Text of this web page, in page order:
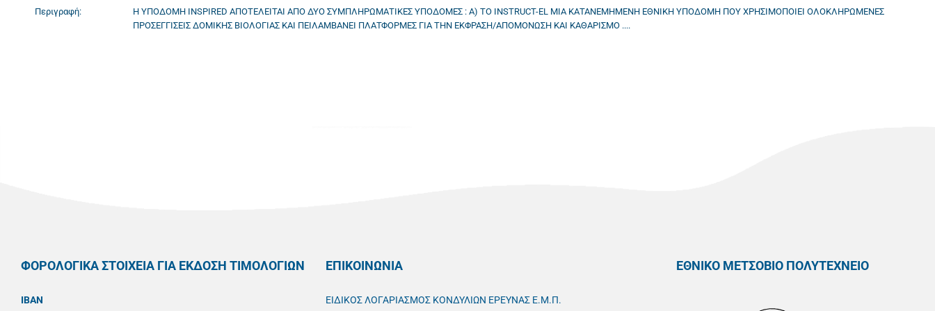
Περιγραφή:
Η ΥΠΟΔΟΜΗ INSPIRED ΑΠΟΤΕΛΕΙΤΑΙ ΑΠΟ ΔΥΟ ΣΥΜΠΛΗΡΩΜΑΤΙΚΕΣ ΥΠΟΔΟΜΕΣ : Α) ΤΟ INSTRUCT-EL ΜΙΑ ΚΑΤΑΝΕΜΗΜΕΝΗ ΕΘΝΙΚΗ ΥΠΟΔΟΜΗ ΠΟΥ ΧΡΗΣΙΜΟΠΟΙΕΙ ΟΛΟΚΛΗΡΩΜΕΝΕΣ
ΠΡΟΣΕΓΓΙΣΕΙΣ ΔΟΜΙΚΗΣ ΒΙΟΛΟΓΙΑΣ ΚΑΙ ΠΕΙΛΑΜΒΑΝΕΙ ΠΛΑΤΦΟΡΜΕΣ ΓΙΑ ΤΗΝ ΕΚΦΡΑΣΗ/ΑΠΟΜΟΝΩΣΗ ΚΑΙ ΚΑΘΑΡΙΣΜΟ ....
ΦΟΡΟΛΟΓΙΚΑ ΣΤΟΙΧΕΙΑ ΓΙΑ ΕΚΔΟΣΗ ΤΙΜΟΛΟΓΙΩΝ
IBAN
ΕΠΙΚΟΙΝΩΝΙΑ
ΕΙΔΙΚΟΣ ΛΟΓΑΡΙΑΣΜΟΣ ΚΟΝΔΥΛΙΩΝ ΕΡΕΥΝΑΣ Ε.Μ.Π.
ΕΘΝΙΚΟ ΜΕΤΣΟΒΙΟ ΠΟΛΥΤΕΧΝΕΙΟ